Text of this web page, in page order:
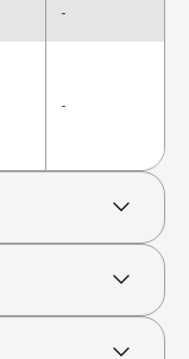
-
-